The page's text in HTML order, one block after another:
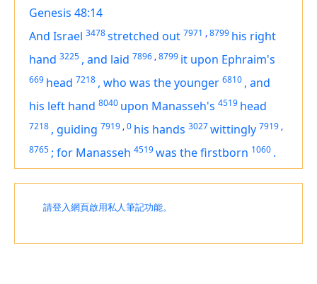
Genesis 48:14
And Israel 3478stretched out 7971 ,8799 his right
hand 3225 , and laid 7896 ,8799 it upon Ephraim's
669 head 7218 , who was the younger 6810 , and
his left hand 8040 upon Manasseh's 4519 head
7218 , guiding 7919 ,0 his hands 3027wittingly 7919 ,
8765 ; for Manasseh 4519was the firstborn 1060 .
請登入網頁啟用私人筆記功能。